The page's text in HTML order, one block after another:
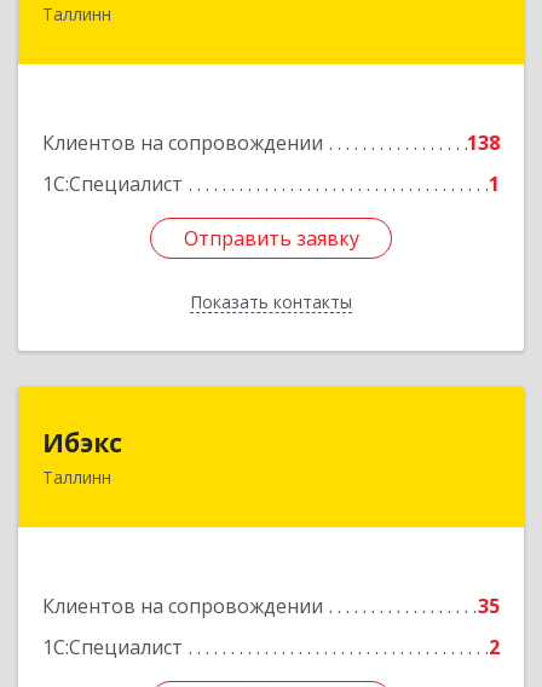
Таллинн
Клиентов на сопровождении
138
1С:Специалист
1
Отправить заявку
Показать контакты
Отправить заявку
Назад
Ибэкс
Таллинн
Клиентов на сопровождении
35
1С:Специалист
2
Таллин, 13522, ул. Вабаыхумуузеуми, 5/II - 37